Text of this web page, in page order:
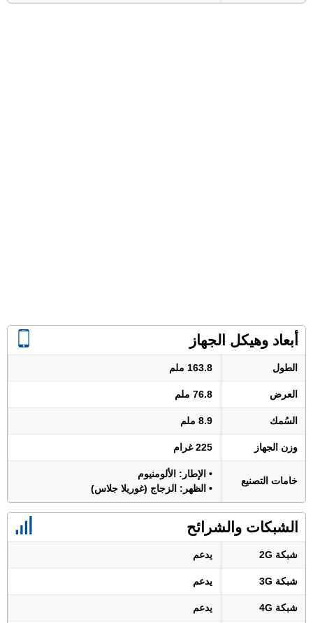
أبعاد وهيكل الجهاز
الطول 163.8 ملم
العرض 76.8 ملم
السُمك 8.9 ملم
وزن الجهاز 225 غرام
خامات التصنيع
• الإطار: الألومنيوم
• الظهر: الزجاج (غوريلا جلاس)
الشبكات والشرائح
شبكة 2G يدعم
شبكة 3G يدعم
شبكة 4G يدعم